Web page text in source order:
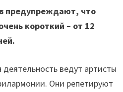
предупреждают, что
короткий – от 12
ведут артисты
Они репетируют